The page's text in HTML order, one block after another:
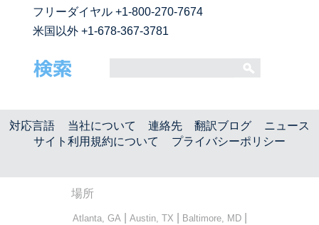
フリーダイヤル+1-800-270-7674
米国以外 +1-678-367-3781
対応言語 当社について 連絡先 翻訳ブログ
ニュース
サイト利用規約について
プライバシーポリシー
場所
Atlanta, GA| Austin, TX Baltimore, MD|